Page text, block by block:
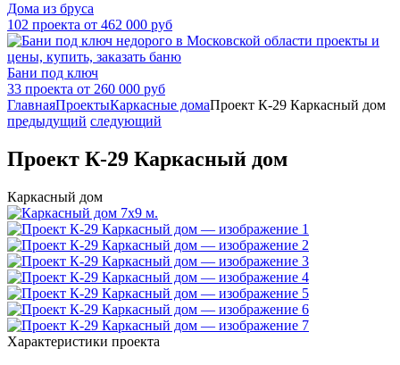
Дома из бруса
102 проекта от 462 000 руб
Бани под ключ
33 проекта от 260 000 руб
ГлавнаяПроектыКаркасные домаПроект К-29 Каркасный дом
предыдущий следующий
Проект К-29 Каркасный дом
Каркасный дом
Характеристики проекта